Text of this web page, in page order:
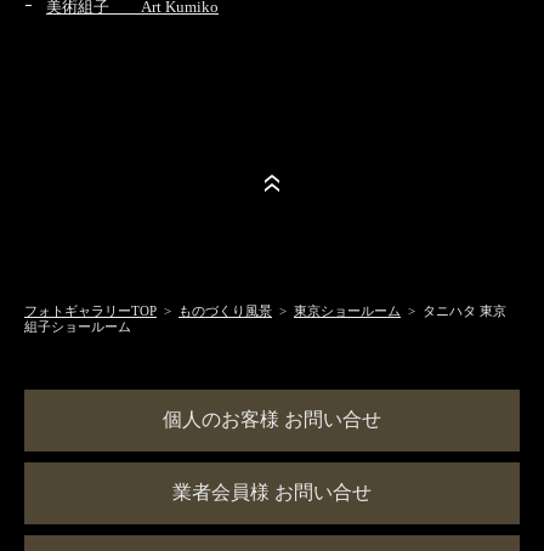
美術組子 Art Kumiko
フォトギャラリーTOP > ものづくり風景 > 東京ショールーム > タニハタ 東京
組子ショールーム
個人のお客様 お問い合せ
業者会員様 お問い合せ